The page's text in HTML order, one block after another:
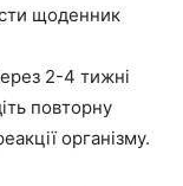
щоденник
2-4 тижні
повторну
організму.